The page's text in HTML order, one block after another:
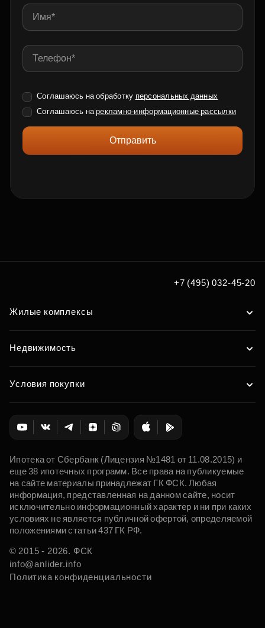
Соглашаюсь на обработку персональных данных
Соглашаюсь нарекламно-информационные рассылки
Отправить
+7 (495) 032-45-20
Жилые комплексы
Недвижимость
Условия покупки
Ипотека от Сбербанк (Лицензия №1481 от 11.08.2015) и
еще 38 ипотечных программ. Все права на публикуемые
на сайте материалы принадлежат ГК ФСК. Любая
информация, представленная на данном сайте, носит
исключительно информационный характер и ни при каких
условиях не является публичной офертой, определяемой
положениями статьи 437 ГК РФ.
© 2015 - 2026. ФСК
info@anlider.info
Политика конфиденциальности